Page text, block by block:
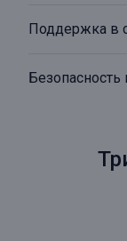
Поддержка в
Безопасность